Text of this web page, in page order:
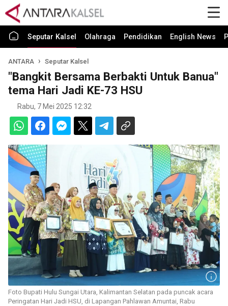
Seputar Kalsel Olahraga Pendidikan English News
ANTARA Seputar Kalsel
"Bangkit Bersama Berbakti Untuk Banua"
tema Hari Jadi KE-73 HSU
Rabu, 7 Mei 2025 12:32
Foto Bupati Hulu Sungai Utara, Kalimantan Selatan pada puncak acara
Peringatan Hari Jadi HSU, di Lapangan Pahlawan Amuntai, Rabu